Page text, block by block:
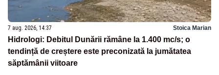
7 aug. 2026, 14:37 Stoica Marian
Hidrologi: Debitul Dunării rămâne la 1.400 mc/s; o
tendință de creștere este preconizată la jumătatea
săptămânii viitoare